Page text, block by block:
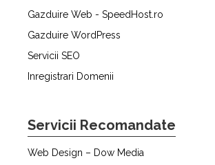
Gazduire Web - SpeedHost.ro
Gazduire WordPress
Servicii SEO
Inregistrari Domenii
Servicii Recomandate
Web Design – Dow Media